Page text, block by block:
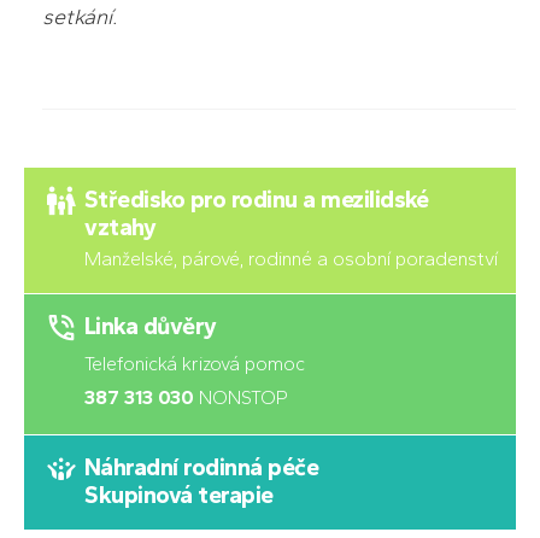
setkání.
Středisko pro rodinu a mezilidské
vztahy
Manželské, párové, rodinné a osobní poradenství
Linka důvěry
Telefonická krizová pomoc
387 313 030 NONSTOP
Náhradní rodinná péče
Skupinová terapie